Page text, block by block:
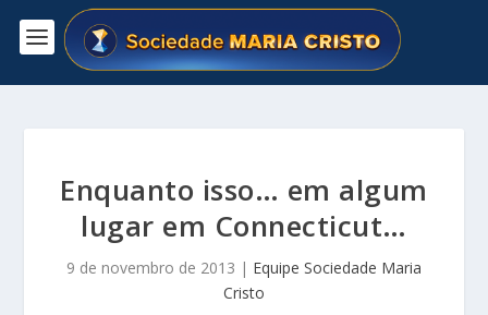
Enquanto isso… em algum
lugar em Connecticut…
9 de novembro de 2013 | Equipe Sociedade Maria
Cristo